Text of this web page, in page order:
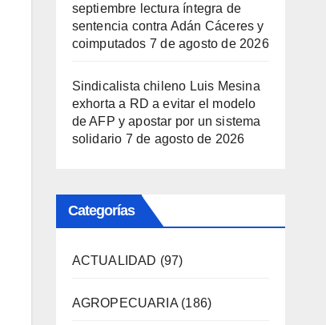
septiembre lectura íntegra de
sentencia contra Adán Cáceres y
coimputados 7 de agosto de 2026
Sindicalista chileno Luis Mesina
exhorta a RD a evitar el modelo
de AFP y apostar por un sistema
solidario 7 de agosto de 2026
Categorías
ACTUALIDAD (97)
AGROPECUARIA(186)